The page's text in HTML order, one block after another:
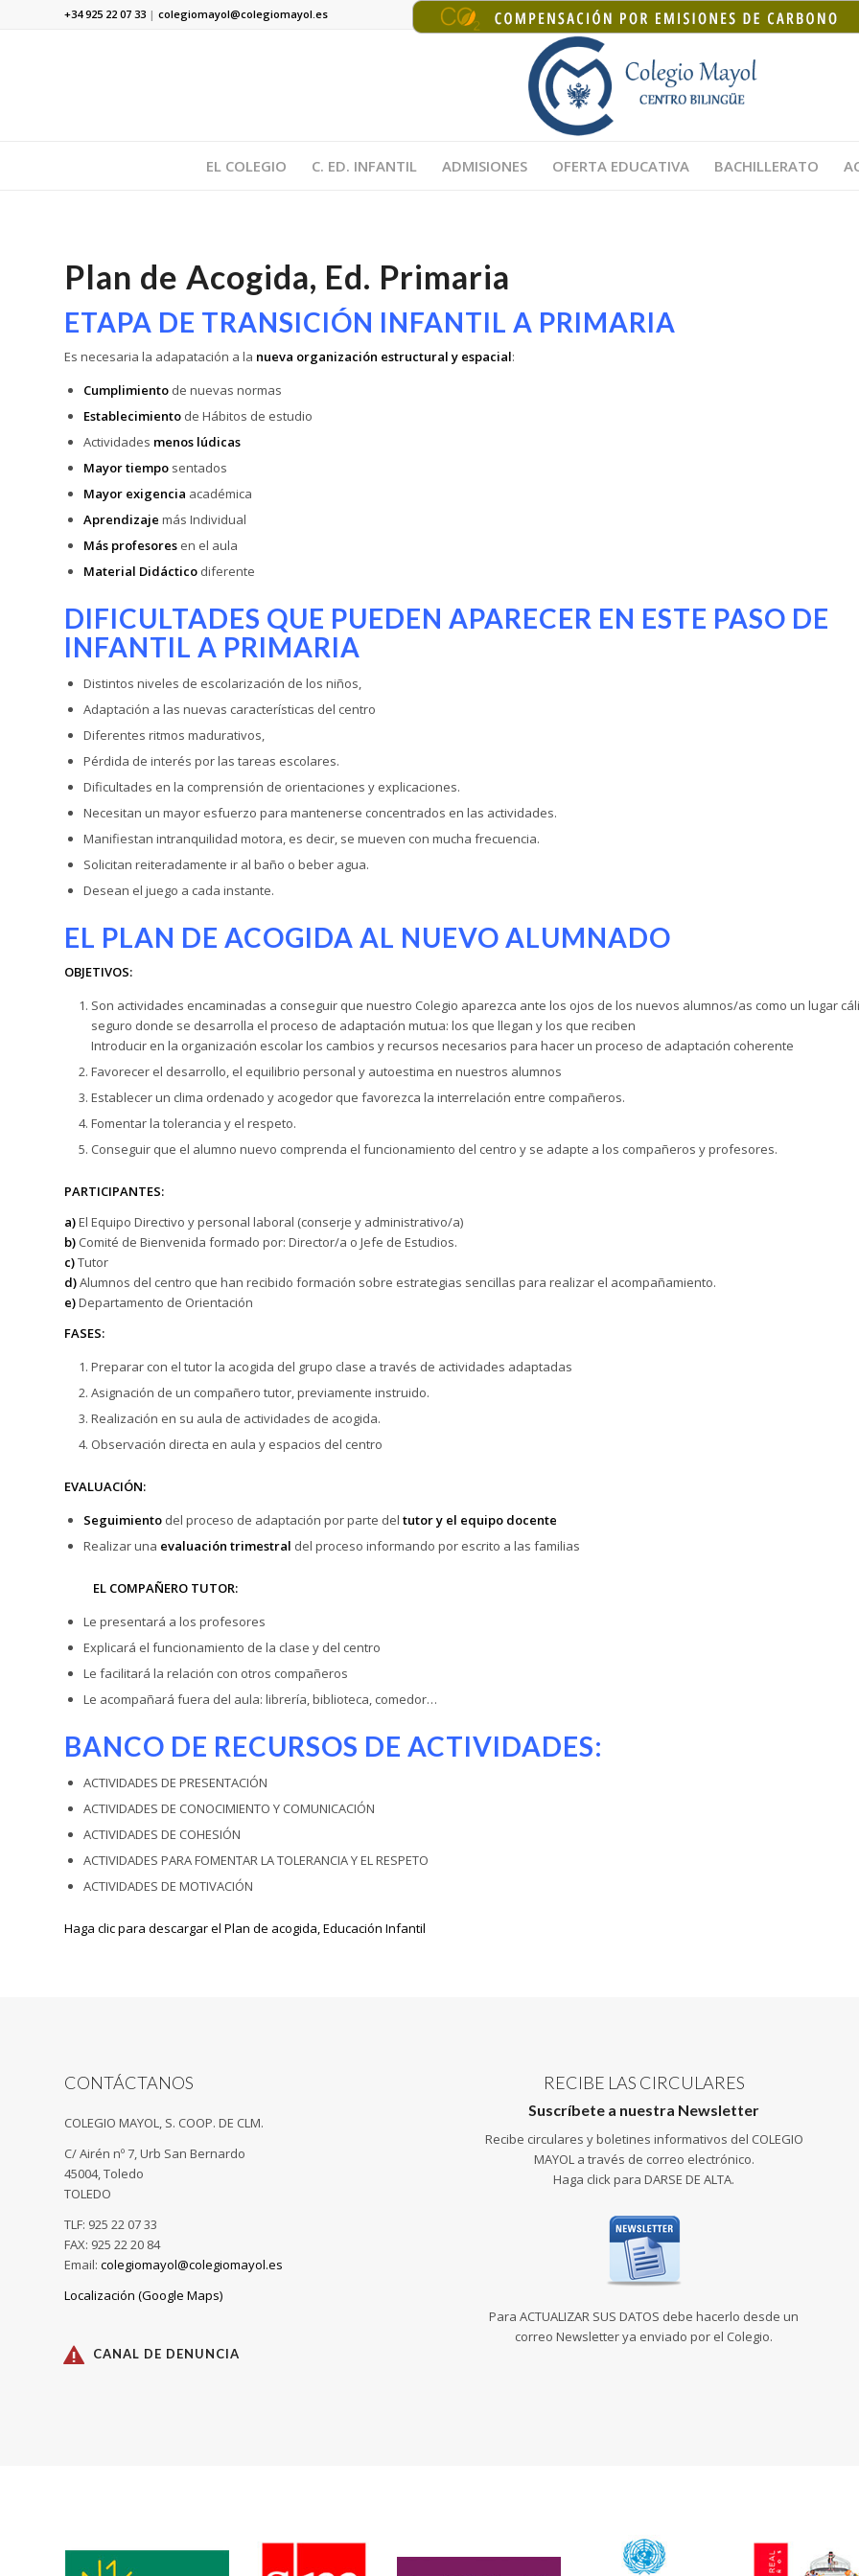
+34 925 22 07 33 | colegiomayol@colegiomayol.es
EL COLEGIO C. ED. INFANTIL ADMISIONES OFERTA EDUCATIVA BACHILLERATO
Plan de Acogida, Ed. Primaria
ETAPA DE TRANSICIÓN INFANTIL A PRIMARIA
Es necesaria la adapatación a la nueva organización estructural y espacial:
Cumplimiento de nuevas normas
Establecimiento de Hábitos de estudio
Actividades menos lúdicas
Mayor tiempo sentados
Mayor exigencia académica
Aprendizaje más Individual
Más profesores en el aula
Material Didáctico diferente
DIFICULTADES QUE PUEDEN APARECER EN ESTE PASO DE
INFANTIL A PRIMARIA
Distintos niveles de escolarización de los niños,
Adaptación a las nuevas características del centro
Diferentes ritmos madurativos,
Pérdida de interés por las tareas escolares.
Dificultades en la comprensión de orientaciones y explicaciones.
Necesitan un mayor esfuerzo para mantenerse concentrados en las actividades.
Manifiestan intranquilidad motora, es decir, se mueven con mucha frecuencia.
Solicitan reiteradamente ir al baño o beber agua.
Desean el juego a cada instante.
EL PLAN DE ACOGIDA AL NUEVO ALUMNADO
OBJETIVOS:
Son actividades encaminadas a conseguir que nuestro Colegio aparezca ante los ojos de los nuevos alumnos/as como un lugar
seguro donde se desarrolla el proceso de adaptación mutua: los que llegan y los que reciben
Introducir en la organización escolar los cambios y recursos necesarios para hacer un proceso de adaptación coherente
Favorecer el desarrollo, el equilibrio personal y autoestima en nuestros alumnos
Establecer un clima ordenado y acogedor que favorezca la interrelación entre compañeros.
Fomentar la tolerancia y el respeto.
Conseguir que el alumno nuevo comprenda el funcionamiento del centro y se adapte a los compañeros y profesores.
PARTICIPANTES:
a)El Equipo Directivo y personal laboral (conserje y administrativo/a)
b) Comité de Bienvenida formado por: Director/a o Jefe de Estudios.
c)Tutor
d)Alumnos del centro que han recibido formación sobre estrategias sencillas para realizar el acompañamiento.
e)Departamento de Orientación
FASES:
Preparar con el tutor la acogida del grupo clase a través de actividades adaptadas
Asignación de un compañero tutor, previamente instruido.
Realización en su aula de actividades de acogida.
Observación directa en aula y espacios del centro
EVALUACIÓN:
Seguimiento del proceso de adaptación por parte del tutor y el equipo docente
Realizar una evaluación trimestral del proceso informando por escrito a las familias
EL COMPAÑERO TUTOR:
Le presentará a los profesores
Explicará el funcionamiento de la clase y del centro
Le facilitará la relación con otros compañeros
Le acompañará fuera del aula: librería, biblioteca, comedor…
BANCO DE RECURSOS DE ACTIVIDADES:
ACTIVIDADES DE PRESENTACIÓN
ACTIVIDADES DE CONOCIMIENTO Y COMUNICACIÓN
ACTIVIDADES DE COHESIÓN
ACTIVIDADES PARA FOMENTAR LA TOLERANCIA Y EL RESPETO
ACTIVIDADES DE MOTIVACIÓN
Haga clic para descargar el Plan de acogida, Educación Infantil
CONTÁCTANOS
COLEGIO MAYOL, S. COOP. DE CLM.
C/ Airén nº 7, Urb San Bernardo
45004, Toledo
TOLEDO
TLF: 925 22 07 33
FAX: 925 22 20 84
Email: colegiomayol@colegiomayol.es
Localización (Google Maps)
CANAL DE DENUNCIA
RECIBE LAS CIRCULARES
Suscríbete a nuestra Newsletter
Recibe circulares y boletines informativos del COLEGIO
MAYOL a través de correo electrónico.
Haga click para DARSE DE ALTA.
Para ACTUALIZAR SUS DATOS debe hacerlo desde un
correo Newsletter ya enviado por el Colegio.